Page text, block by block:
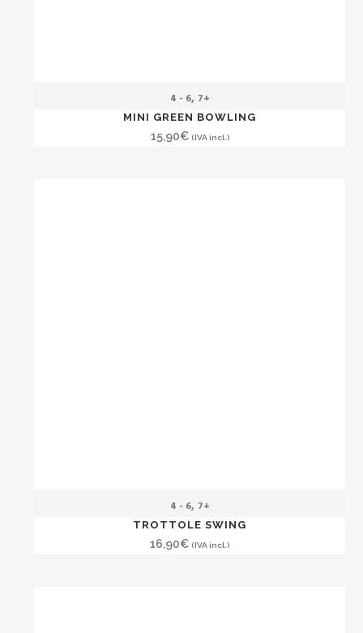
4 - 6, 7+
MINI GREEN BOWLING
15,90€ (IVA incl.)
4 - 6, 7+
TROTTOLE SWING
16,90€ (IVA incl.)